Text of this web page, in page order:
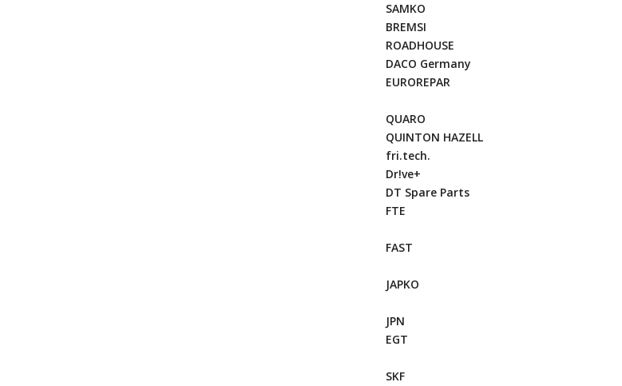
SAMKO
BREMSI
ROADHOUSE
DACO Germany
EUROREPAR
QUARO
QUINTON HAZELL
fri.tech.
Dr!ve+
DT Spare Parts
FTE
FAST
JAPKO
JPN
EGT
SKF